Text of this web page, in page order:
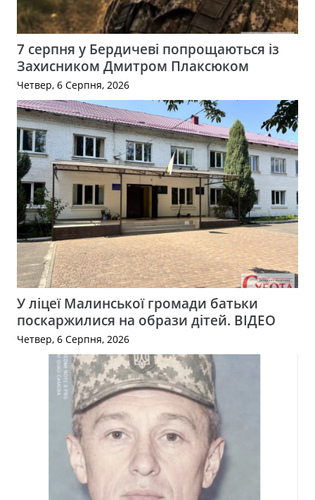
7 серпня у Бердичеві попрощаються із
Захисником Дмитром Плаксюком
Четвер, 6 Серпня, 2026
У ліцеї Малинської громади батьки
поскаржилися на образи дітей. ВІДЕО
Четвер, 6 Серпня, 2026